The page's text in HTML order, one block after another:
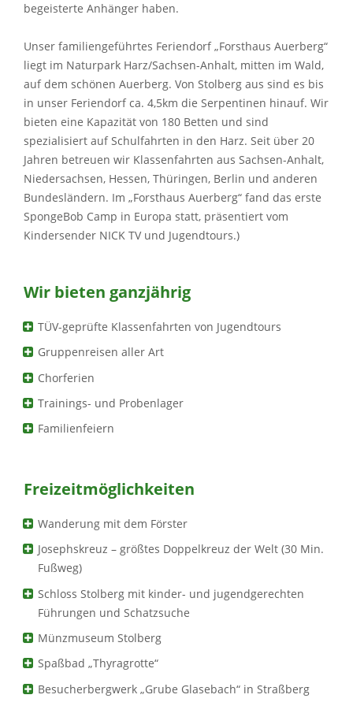
begeisterte Anhänger haben.
Unser familiengeführtes Feriendorf „Forsthaus Auerberg“
liegt im Naturpark Harz/Sachsen-Anhalt, mitten im Wald,
auf dem schönen Auerberg. Von Stolberg aus sind es bis
in unser Feriendorf ca. 4,5km die Serpentinen hinauf. Wir
bieten eine Kapazität von 180 Betten und sind
spezialisiert auf Schulfahrten in den Harz. Seit über 20
Jahren betreuen wir Klassenfahrten aus Sachsen-Anhalt,
Niedersachsen, Hessen, Thüringen, Berlin und anderen
Bundesländern. Im „Forsthaus Auerberg“ fand das erste
SpongeBob Camp in Europa statt, präsentiert vom
Kindersender NICK TV und Jugendtours.)
Wir bieten ganzjährig
TÜV-geprüfte Klassenfahrten von Jugendtours
Gruppenreisen aller Art
Chorferien
Trainings- und Probenlager
Familienfeiern
Freizeitmöglichkeiten
Wanderung mit dem Förster
Josephskreuz – größtes Doppelkreuz der Welt (30 Min.
Fußweg)
Schloss Stolberg mit kinder- und jugendgerechten
Führungen und Schatzsuche
Münzmuseum Stolberg
Spaßbad „Thyragrotte“
Besucherbergwerk „Grube Glasebach“ in Straßberg